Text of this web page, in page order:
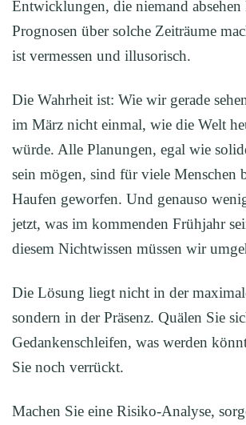
Entwicklungen, die niemand absehen
Prognosen über solche Zeiträume
ist vermessen und illusorisch.
Die Wahrheit ist: Wie wir gerade
im März nicht einmal, wie die Welt
würde. Alle Planungen, egal wie
sein mögen, sind für viele Menschen
Haufen geworfen. Und genauso
jetzt, was im kommenden Frühjahr
diesem Nichtwissen müssen wir
Die Lösung liegt nicht in der
sondern in der Präsenz. Quälen Sie
Gedankenschleifen, was werden
Sie noch verrückt.
Machen Sie eine Risiko-Analyse,